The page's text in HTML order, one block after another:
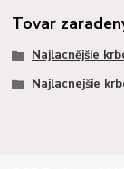
Tovar
Najlacnějšie
Najlacnejšie